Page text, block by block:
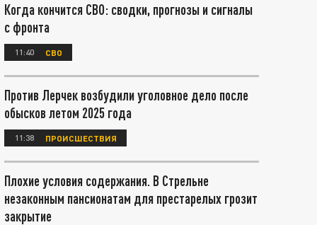
Когда кончится СВО: сводки, прогнозы и сигналы
с фронта
11:40 СВО
Против Лерчек возбудили уголовное дело после
обысков летом 2025 года
11:38 ПРОИСШЕСТВИЯ
Плохие условия содержания. В Стрельне
незаконным пансионатам для престарелых грозит
закрытие